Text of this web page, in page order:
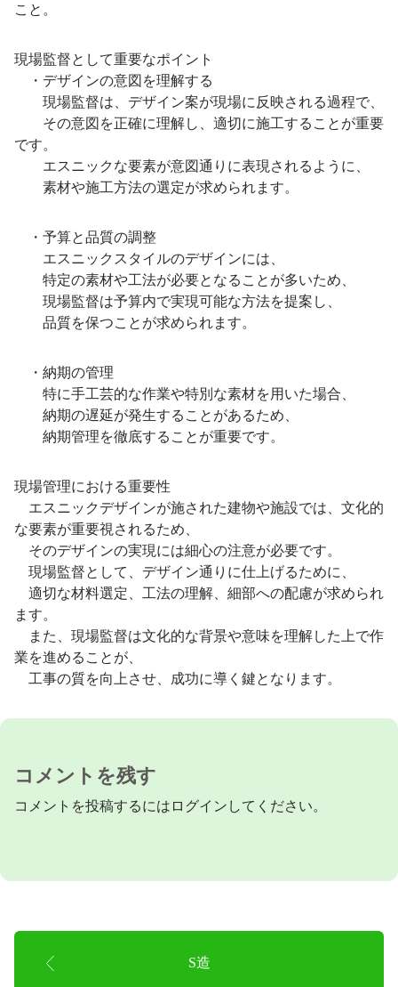
こと。
現場監督として重要なポイント
・デザインの意図を理解する
現場監督は、デザイン案が現場に反映される過程で、
その意図を正確に理解し、適切に施工することが重要
です。
エスニックな要素が意図通りに表現されるように、
素材や施工方法の選定が求められます。
・予算と品質の調整
エスニックスタイルのデザインには、
特定の素材や工法が必要となることが多いため、
現場監督は予算内で実現可能な方法を提案し、
品質を保つことが求められます。
・納期の管理
特に手工芸的な作業や特別な素材を用いた場合、
納期の遅延が発生することがあるため、
納期管理を徹底することが重要です。
現場管理における重要性
エスニックデザインが施された建物や施設では、文化的
な要素が重要視されるため、
そのデザインの実現には細心の注意が必要です。
現場監督として、デザイン通りに仕上げるために、
適切な材料選定、工法の理解、細部への配慮が求められ
ます。
また、現場監督は文化的な背景や意味を理解した上で作
業を進めることが、
工事の質を向上させ、成功に導く鍵となります。
コメントを残す
コメントを投稿するには ログイン してください。
S造